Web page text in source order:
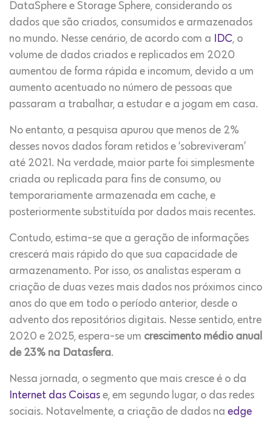
DataSphere e Storage Sphere, considerando os
dados que são criados, consumidos e armazenados
no mundo. Nesse cenário, de acordo com a IDC, o
volume de dados criados e replicados em 2020
aumentou de forma rápida e incomum, devido a um
aumento acentuado no número de pessoas que
passaram a trabalhar, a estudar e a jogam em casa.
No entanto, a pesquisa apurou que menos de 2%
desses novos dados foram retidos e ‘sobreviveram’
até 2021. Na verdade, maior parte foi simplesmente
criada ou replicada para fins de consumo, ou
temporariamente armazenada em cache, e
posteriormente substituída por dados mais recentes.
Contudo, estima-se que a geração de informações
crescerá mais rápido do que sua capacidade de
armazenamento. Por isso, os analistas esperam a
criação de duas vezes mais dados nos próximos cinco
anos do que em todo o período anterior, desde o
advento dos repositórios digitais. Nesse sentido, entre
2020 e 2025, espera-se um crescimento médio anual
de 23% na Datasfera.
Nessa jornada, o segmento que mais cresce é o da
Internet das Coisas e, em segundo lugar, o das redes
sociais. Notavelmente, a criação de dados na edge